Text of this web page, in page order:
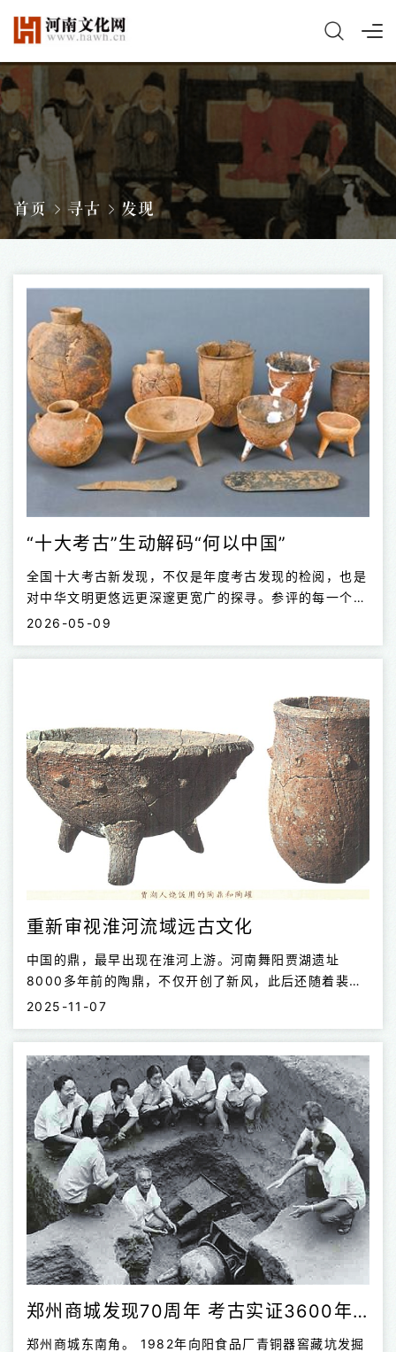
首页 寻古 发现
“十大考古”生动解码“何以中国”
全国十大考古新发现，不仅是年度考古发现的检阅，也是
对中华文明更悠远更深邃更宽广的探寻。参评的每一个项
目不仅连接起中华文明演化的关键节点，支撑起碰撞交
时期的文献增添丰富内涵与鲜活细节，“何以中国”的故事
2026-05-09
重新审视淮河流域远古文化
中国的鼎，最早出现在淮河上游。河南舞阳贾湖遗址
8000多年前的陶鼎，不仅开创了新风，此后还随着裴李
岗文化的大扩张，在六七千年前的淮河中下游双墩、北辛
东南，形成覆盖半个东部中国的鼎文化圈。 距今8000多
年的贾湖骨笛，音孔位置计算得十分准确，从早期的二
孔、五孔、六孔到晚期的七孔、八孔，音阶也由四声、五
声发展到七声，发展序列完整，是中国目前年代最早的管
乐器。 淮河流域首创的其他多种文化因素，同样有广泛
而深刻的影响。绿松石在8000多年前已作为饰品较多使
用，从上游的贾湖、新郑裴李岗到下游的泗洪顺山集遗址
一直传承延续，直到距今5000年前后的大...
2025-11-07
郑州商城发现70周年 考古实证3600年早商文明
郑州商城东南角。 1982年向阳食品厂青铜器窖藏坑发掘